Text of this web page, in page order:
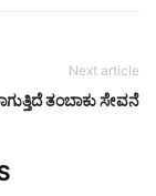
Next article
ತಂಬಾಕು ಸೇವನೆ